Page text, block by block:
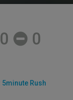
0 0
5minute Rush